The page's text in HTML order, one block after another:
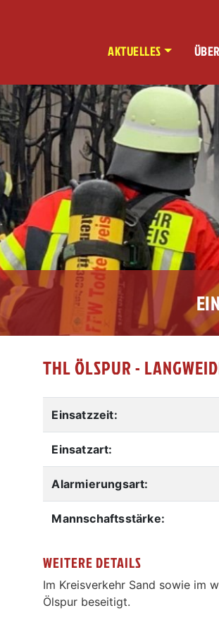
AKTUELLES
THL ÖLSPUR -
Einsatzzeit:
Einsatzart:
Alarmierungsart:
Mannschaftsstärke:
WEITERE DETAILS
Im Kreisverkehr Sand sowie im
Ölspur beseitigt.